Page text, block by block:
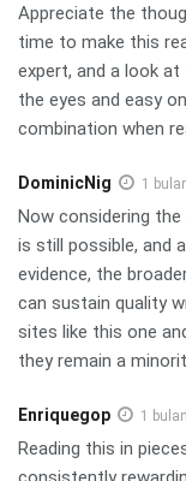
Appreciate the
time to make this
expert, and a look at
the eyes and easy
combination when
DominicNig 1
Now considering
is still possible, and
evidence, the
can sustain quality
sites like this one
they remain a
Enriquegop 1
Reading this in